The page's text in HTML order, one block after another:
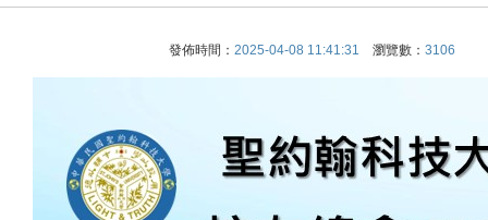
發佈時間： 2025-04-08 11:41:31 瀏覽數： 3106